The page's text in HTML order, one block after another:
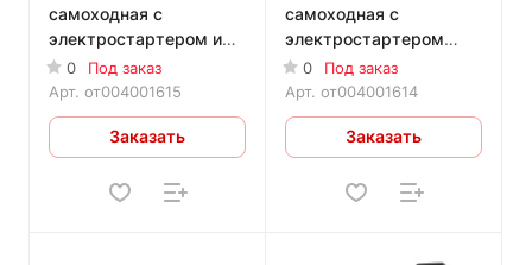
самоходная с
электростартером и
регулировкой скорости
Fubag FPL 53 SMV ES
0
Под заказ
Арт. от004001615
Заказать
самоходная с
электростартером
Fubag FPL 53 SM ES
0
Под заказ
Арт. от004001614
Заказать